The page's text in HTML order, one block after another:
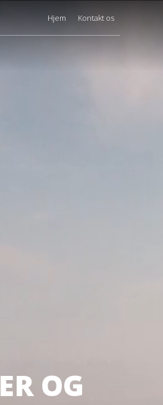
Hjem Kontakt os
OG